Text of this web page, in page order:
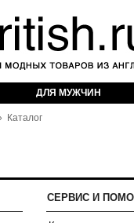
ДЛЯ МУЖЧИН
Каталог
СЕРВИС И